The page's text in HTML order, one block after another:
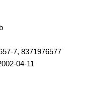
7, 8371976577
04-11